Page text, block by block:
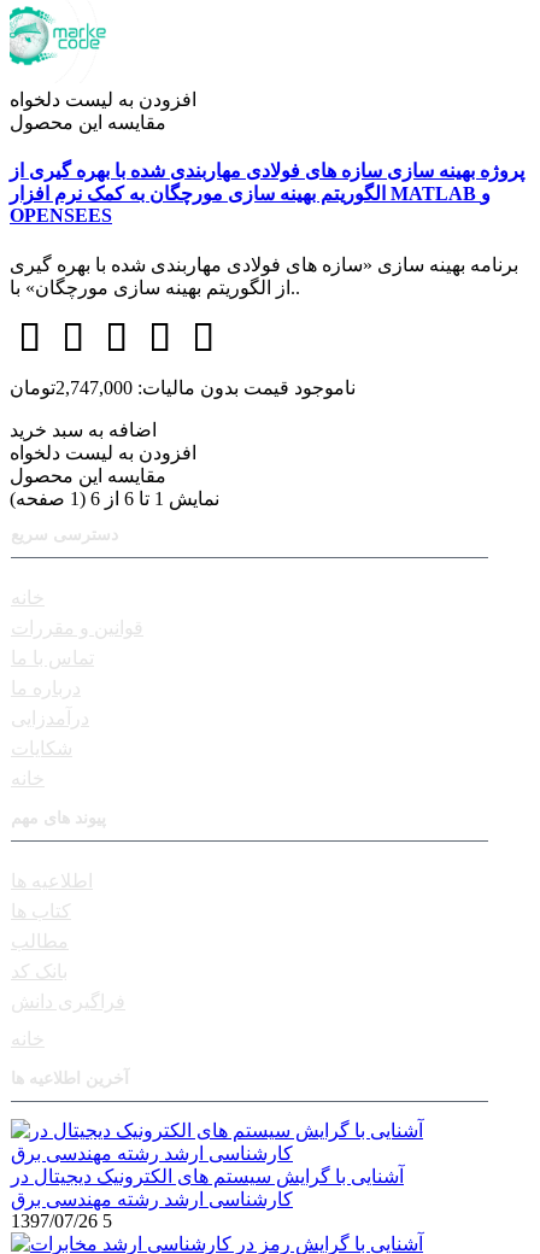
افزودن به لیست دلخواه
مقایسه این محصول
پروژه بهینه سازی سازه های فولادی مهاربندی شده با بهره گیری از
الگوریتم بهینه سازی مورچگان به کمک نرم افزار MATLAB و
OPENSEES
برنامه بهینه­ سازی «سازه­ های فولادی مهاربندی­ شده با بهره­ گیری
از الگوریتم بهینه­ سازی مورچگان» با..
ناموجود قیمت بدون مالیات: 2,747,000تومان
اضافه به سبد خرید
افزودن به لیست دلخواه
مقایسه این محصول
نمایش 1 تا 6 از 6 (1 صفحه)
دسترسی سریع
خانه
قوانین و مقررات
تماس با ما
درباره ما
درآمدزایی
شکایات
خانه
پیوند های مهم
اطلاعیه ها
کتاب ها
مطالب
بانک کد
فراگیری دانش
خانه
آخرین اطلاعیه ها
آشنایی با گرایش سیستم های الکترونیک دیجیتال در
کارشناسی ارشد رشته مهندسی برق
1397/07/26 5